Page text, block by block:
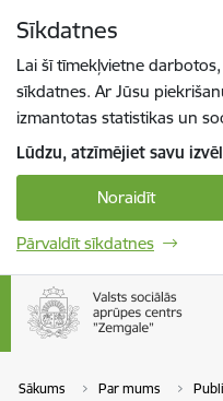
Sīkdatnes
Lai šī tīmekļvietne
sīkdatnes. Ar Jūsu
izmantotas statistikas un
Lūdzu, atzīmējiet savu
Noraidīt
Pārvaldīt sīkdatnes
Sākums Par mums